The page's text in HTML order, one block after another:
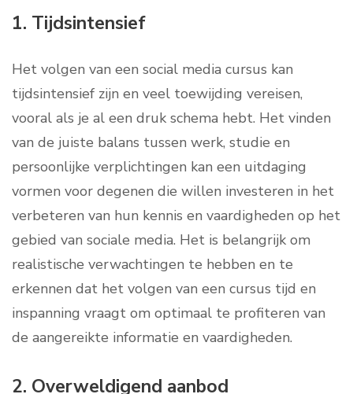
1. Tijdsintensief
Het volgen van een social media cursus kan
tijdsintensief zijn en veel toewijding vereisen,
vooral als je al een druk schema hebt. Het vinden
van de juiste balans tussen werk, studie en
persoonlijke verplichtingen kan een uitdaging
vormen voor degenen die willen investeren in het
verbeteren van hun kennis en vaardigheden op het
gebied van sociale media. Het is belangrijk om
realistische verwachtingen te hebben en te
erkennen dat het volgen van een cursus tijd en
inspanning vraagt om optimaal te profiteren van
de aangereikte informatie en vaardigheden.
2. Overweldigend aanbod